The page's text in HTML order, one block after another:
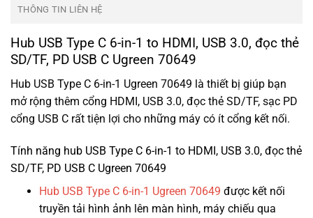
THÔNG TIN LIÊN HỆ
Hub USB Type C 6-in-1 to HDMI, USB 3.0, đọc thẻ
SD/TF, PD USB C Ugreen 70649
Hub USB Type C 6-in-1 Ugreen 70649 là thiết bị giúp bạn
mở rộng thêm cổng HDMI, USB 3.0, đọc thẻ SD/TF, sạc PD
cổng USB C rất tiện lợi cho những máy có ít cổng kết nối.
Tính năng hub USB Type C 6-in-1 to HDMI, USB 3.0, đọc thẻ
SD/TF, PD USB C Ugreen 70649
Hub USB Type C 6-in-1 Ugreen 70649 được kết nối
truyền tải hình ảnh lên màn hình, máy chiếu qua